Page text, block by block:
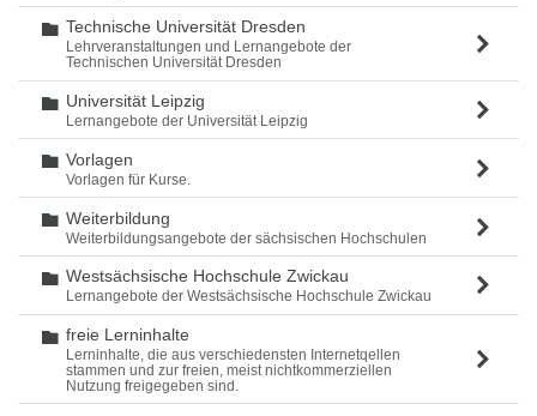
Ordner
Technische Universität Dresden
Lehrveranstaltungen und Lernangebote der
Technischen Universität Dresden
Ordner
Universität Leipzig
Lernangebote der Universität Leipzig
Ordner
Vorlagen
Vorlagen für Kurse.
Ordner
Weiterbildung
Weiterbildungsangebote der sächsischen Hochschulen
Ordner
Westsächsische Hochschule Zwickau
Lernangebote der Westsächsische Hochschule Zwickau
Ordner
freie Lerninhalte
Lerninhalte, die aus verschiedensten Internetqellen
stammen und zur freien, meist nichtkommerziellen
Nutzung freigegeben sind.